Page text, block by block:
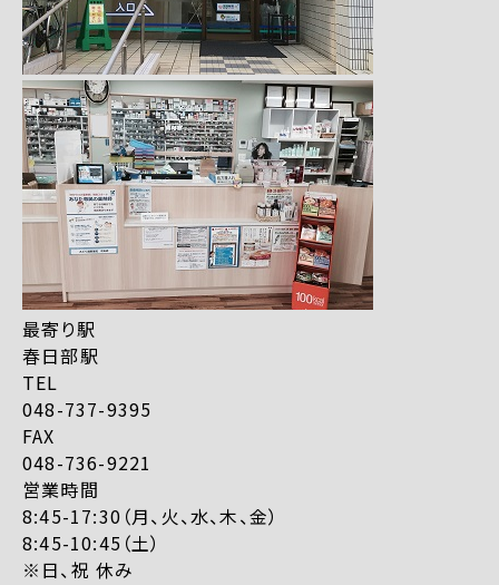
最寄り駅
春日部駅
TEL
048-737-9395
FAX
048-736-9221
営業時間
8:45-17:30（月、火、水、木、金）
8:45-10:45（土）
※日、祝 休み